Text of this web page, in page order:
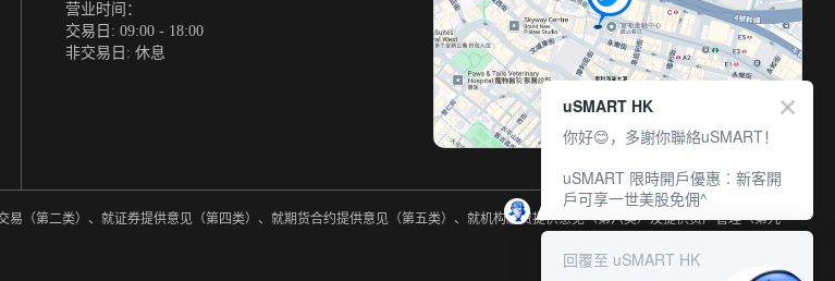
营业时间：
交易日: 09:00 - 18:00
非交易日: 休息
（第二类）、就证券提供意见（第四类）、就期货合约提供意见（第五类）、就机构融资提供意见（第六类）及提供资产管理（第九
uSMART HK
你好😊，多謝你聯絡uSMART！
uSMART 限時開戶優惠︰新客開
戶可享一世美股免佣^
回覆至 uSMART HK